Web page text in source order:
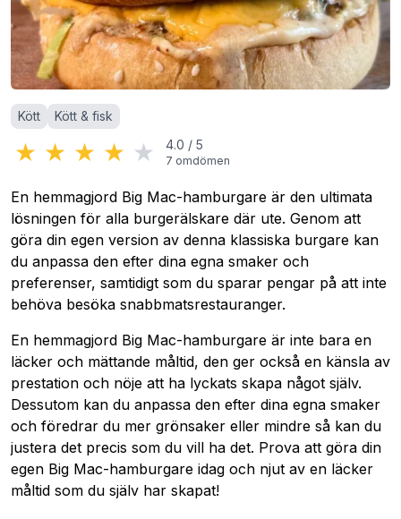
Kategorier :
Kött Kött & fisk
★ ★ ★ ★ ★ 4.0 / 5
7 omdömen
En hemmagjord Big Mac-hamburgare är den ultimata
lösningen för alla burgerälskare där ute. Genom att
göra din egen version av denna klassiska burgare kan
du anpassa den efter dina egna smaker och
preferenser, samtidigt som du sparar pengar på att inte
behöva besöka snabbmatsrestauranger.
En hemmagjord Big Mac-hamburgare är inte bara en
läcker och mättande måltid, den ger också en känsla av
prestation och nöje att ha lyckats skapa något själv.
Dessutom kan du anpassa den efter dina egna smaker
och föredrar du mer grönsaker eller mindre så kan du
justera det precis som du vill ha det. Prova att göra din
egen Big Mac-hamburgare idag och njut av en läcker
måltid som du själv har skapat!